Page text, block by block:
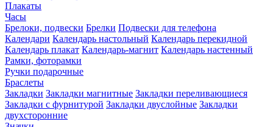
Плакаты
Часы
Брелоки, подвески Брелки Подвески для телефона
Календари Календарь настольный Календарь перекидной
Календарь плакат Календарь-магнит Календарь настенный
Рамки, фоторамки
Ручки подарочные
Браслеты
Закладки Закладки магнитные Закладки переливающиеся
Закладки с фурнитурой Закладки двуслойные Закладки
двухсторонние